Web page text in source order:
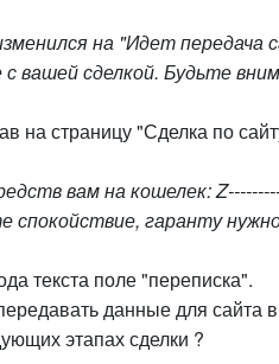
на "Идет передача
вашей сделкой. Будьте
на страницу "Сделка по
вам на кошелек:
гаранту
текста поле "переписка".
данные для сайта
этапах сделки ?